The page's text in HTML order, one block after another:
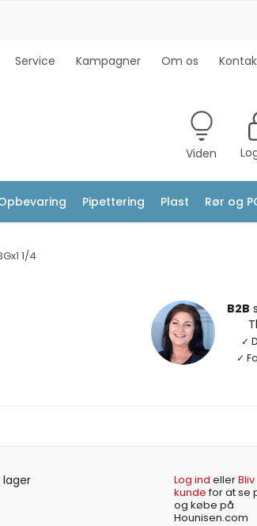
Service Kampagner Om os
Viden
Pipettering Plast Rør og
1/4
B2B
✓
✓
lager Log ind ellerBliv
kundefor at se
og købe på
Hounisen.com